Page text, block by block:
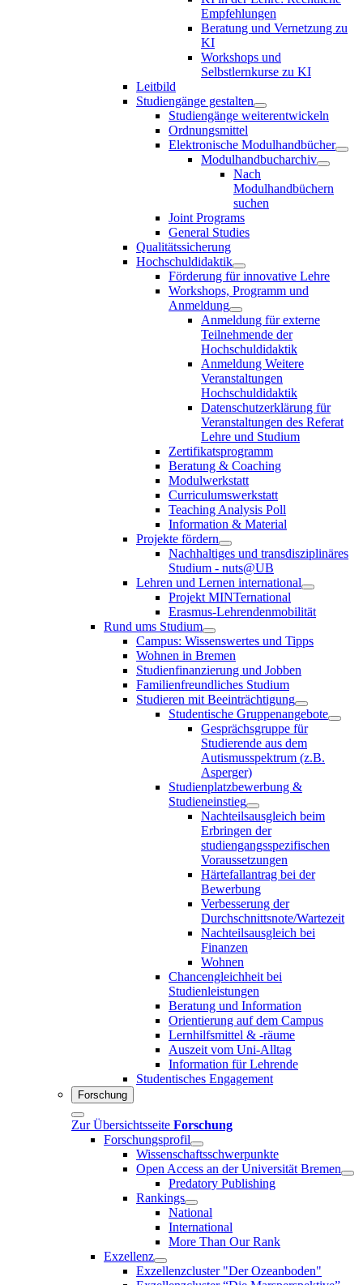
Empfehlungen
Beratung und Vernetzung zu
KI
Workshops und
Selbstlernkurse zu KI
Leitbild
Studiengänge gestalten
Studiengänge weiterentwickeln
Ordnungsmittel
Elektronische Modulhandbücher
Modulhandbucharchiv
Nach
Modulhandbüchern
suchen
Joint Programs
General Studies
Qualitätssicherung
Hochschuldidaktik
Förderung für innovative Lehre
Workshops, Programm und
Anmeldung
Anmeldung für externe
Teilnehmende der
Hochschuldidaktik
Anmeldung Weitere
Veranstaltungen
Hochschuldidaktik
Datenschutzerklärung für
Veranstaltungen des Referat
Lehre und Studium
Zertifikatsprogramm
Beratung & Coaching
Modulwerkstatt
Curriculumswerkstatt
Teaching Analysis Poll
Information & Material
Projekte fördern
Nachhaltiges und transdisziplinäres
Studium - nuts@UB
Lehren und Lernen international
Projekt MINTernational
Erasmus-Lehrendenmobilität
Rund ums Studium
Campus: Wissenswertes und Tipps
Wohnen in Bremen
Studienfinanzierung und Jobben
Familienfreundliches Studium
Studieren mit Beeinträchtigung
Studentische Gruppenangebote
Gesprächsgruppe für
Studierende aus dem
Autismusspektrum (z.B.
Asperger)
Studienplatzbewerbung &
Studieneinstieg
Nachteilsausgleich beim
Erbringen der
studiengangsspezifischen
Voraussetzungen
Härtefallantrag bei der
Bewerbung
Verbesserung der
Durchschnittsnote/Wartezeit
Nachteilsausgleich bei
Finanzen
Wohnen
Chancengleichheit bei
Studienleistungen
Beratung und Information
Orientierung auf dem Campus
Lernhilfsmittel & -räume
Auszeit vom Uni-Alltag
Information für Lehrende
Studentisches Engagement
Forschung
Zur Übersichtsseite Forschung
Forschungsprofil
Wissenschaftsschwerpunkte
Open Access an der Universität Bremen
Predatory Publishing
Rankings
National
International
More Than Our Rank
Exzellenz
Exzellenzcluster "Der Ozeanboden"